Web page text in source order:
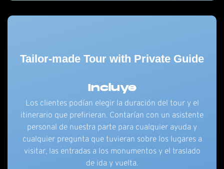
Tailor-made Tour with Private Guide
Incluye
Los clientes podían elegir la duración del tour y el
itinerario que prefirieran. Contarían con un asistente
personal de nuestra parte para cualquier ayuda y
cualquier pregunta que tuvieran sobre los lugares a
visitar, las entradas a los monumentos y el traslado
de ida y vuelta.